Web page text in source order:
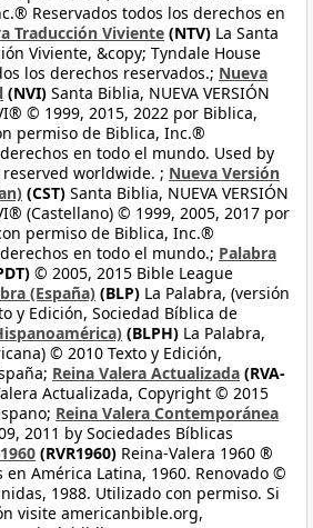
Reservados todos los derechos en
Traducción Viviente (NTV) La Santa
Viviente, &copy; Tyndale House
los derechos reservados.; Nueva
(NVI) Santa Biblia, NUEVA VERSIÓN
© 1999, 2015, 2022 por Biblica,
permiso de Biblica, Inc.®
en todo el mundo. Used by
worldwide. ; Nueva Versión
(CST) Santa Biblia, NUEVA VERSIÓN
(Castellano) © 1999, 2005, 2017 por
permiso de Biblica, Inc.®
en todo el mundo.; Palabra
© 2005, 2015 Bible League
(España) (BLP) La Palabra, (versión
y Edición, Sociedad Bíblica de
(BLPH) La Palabra,
© 2010 Texto y Edición,
Reina Valera Actualizada (RVA-
Actualizada, Copyright © 2015
Reina Valera Contemporánea
2011 by Sociedades Bíblicas
(RVR1960) Reina-Valera 1960 ®
América Latina, 1960. Renovado ©
1988. Utilizado con permiso. Si
visite americanbible.org,